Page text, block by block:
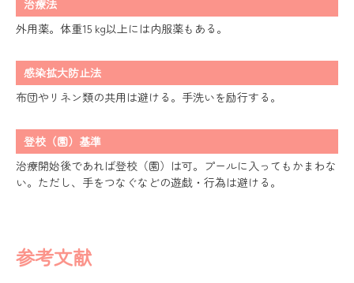
治療法
外用薬。体重15 kg以上には内服薬もある。
感染拡大防止法
布団やリネン類の共用は避ける。手洗いを励行する。
登校（園）基準
治療開始後であれば登校（園）は可。プールに入ってもかまわな
い。ただし、手をつなぐなどの遊戯・行為は避ける。
参考文献